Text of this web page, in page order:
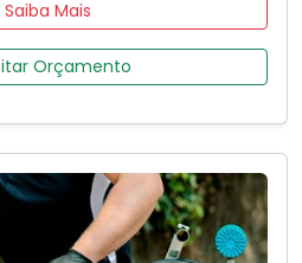
Saiba Mais
Orçamento